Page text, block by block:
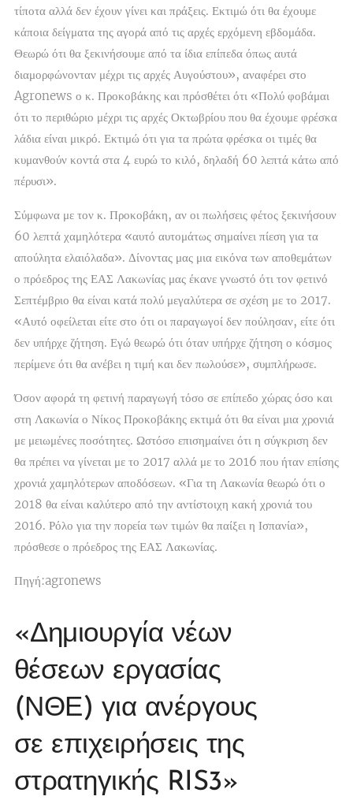
τίποτα αλλά δεν έχουν γίνει και πράξεις. Εκτιμώ ότι θα έχουμε
κάποια δείγματα της αγορά από τις αρχές ερχόμενη εβδομάδα.
Θεωρώ ότι θα ξεκινήσουμε από τα ίδια επίπεδα όπως αυτά
διαμορφώνονταν μέχρι τις αρχές Αυγούστου», αναφέρει στο
Agronews ο κ. Προκοβάκης και πρόσθέτει ότι «Πολύ φοβάμαι
ότι το περιθώριο μέχρι τις αρχές Οκτωβρίου που θα έχουμε φρέσκα
λάδια είναι μικρό. Εκτιμώ ότι για τα πρώτα φρέσκα οι τιμές θα
κυμανθούν κοντά στα 4 ευρώ το κιλό, δηλαδή 60 λεπτά κάτω από
πέρυσι».
Σύμφωνα με τον κ. Προκοβάκη, αν οι πωλήσεις φέτος ξεκινήσουν
60 λεπτά χαμηλότερα «αυτό αυτομάτως σημαίνει πίεση για τα
απούλητα ελαιόλαδα». Δίνοντας μας μια εικόνα των αποθεμάτων
ο πρόεδρος της ΕΑΣ Λακωνίας μας έκανε γνωστό ότι τον φετινό
Σεπτέμβριο θα είναι κατά πολύ μεγαλύτερα σε σχέση με το 2017.
«Αυτό οφείλεται είτε στο ότι οι παραγωγοί δεν πούλησαν, είτε ότι
δεν υπήρχε ζήτηση. Εγώ θεωρώ ότι όταν υπήρχε ζήτηση ο κόσμος
περίμενε ότι θα ανέβει η τιμή και δεν πωλούσε», συμπλήρωσε.
Όσον αφορά τη φετινή παραγωγή τόσο σε επίπεδο χώρας όσο και
στη Λακωνία ο Νίκος Προκοβάκης εκτιμά ότι θα είναι μια χρονιά
με μειωμένες ποσότητες. Ωστόσο επισημαίνει ότι η σύγκριση δεν
θα πρέπει να γίνεται με το 2017 αλλά με το 2016 που ήταν επίσης
χρονιά χαμηλότερων αποδόσεων. «Για τη Λακωνία θεωρώ ότι ο
2018 θα είναι καλύτερο από την αντίστοιχη κακή χρονιά του
2016. Ρόλο για την πορεία των τιμών θα παίξει η Ισπανία»,
πρόσθεσε ο πρόεδρος της ΕΑΣ Λακωνίας.
Πηγή:agronews
«Δημιουργία νέων
θέσεων εργασίας
(ΝΘΕ) για ανέργους
σε επιχειρήσεις της
στρατηγικής RIS3»